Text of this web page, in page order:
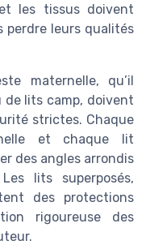
les tissus doivent
perdre leurs qualités
maternelle, qu’il
de lits camp, doivent
strictes. Chaque
et chaque lit
des angles arrondis
lits superposés,
des protections
rigoureuse des